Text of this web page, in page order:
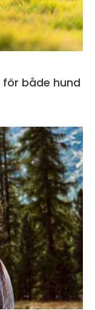
för både hund